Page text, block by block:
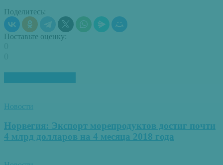
Поделитесь:
Поставьте оценку:
Новости
Норвегия: Экспорт морепродуктов достиг почти
4 млрд долларов на 4 месяца 2018 года